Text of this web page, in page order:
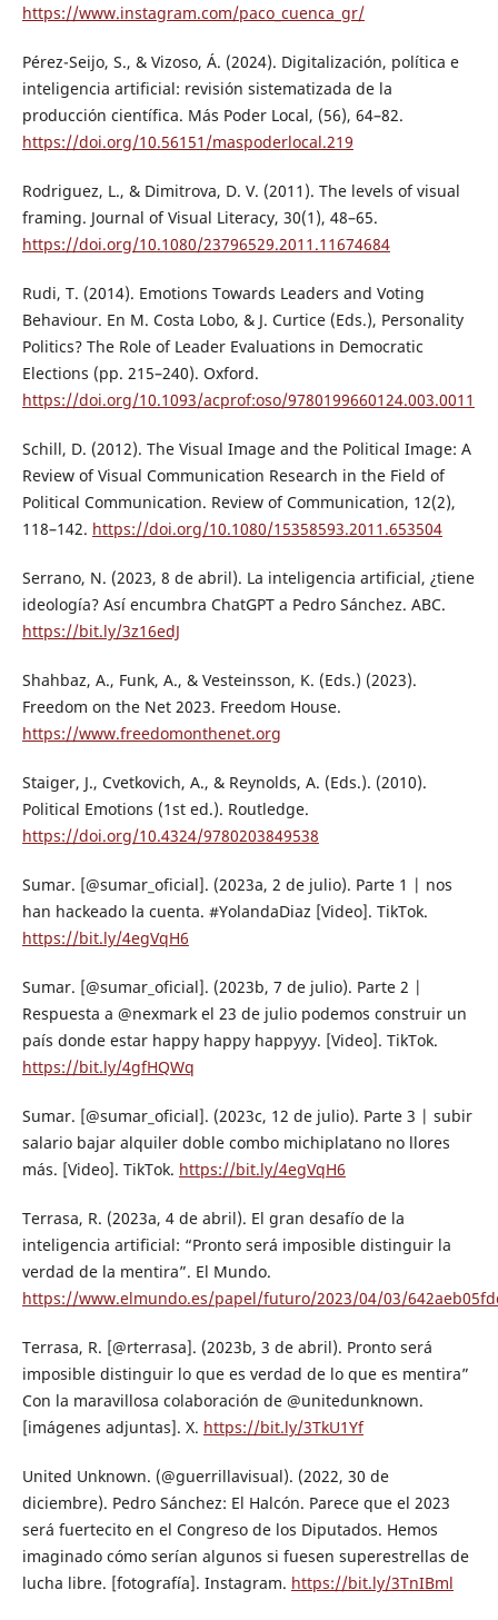
https://www.instagram.com/paco_cuenca_gr/
Pérez-Seijo, S., & Vizoso, Á. (2024). Digitalización, política e
inteligencia artificial: revisión sistematizada de la
producción científica. Más Poder Local, (56), 64–82.
https://doi.org/10.56151/maspoderlocal.219
Rodriguez, L., & Dimitrova, D. V. (2011). The levels of visual
framing. Journal of Visual Literacy, 30(1), 48–65.
https://doi.org/10.1080/23796529.2011.11674684
Rudi, T. (2014). Emotions Towards Leaders and Voting
Behaviour. En M. Costa Lobo, & J. Curtice (Eds.), Personality
Politics? The Role of Leader Evaluations in Democratic
Elections (pp. 215–240). Oxford.
https://doi.org/10.1093/acprof:oso/9780199660124.003.0011
Schill, D. (2012). The Visual Image and the Political Image: A
Review of Visual Communication Research in the Field of
Political Communication. Review of Communication, 12(2),
118–142. https://doi.org/10.1080/15358593.2011.653504
Serrano, N. (2023, 8 de abril). La inteligencia artificial, ¿tiene
ideología? Así encumbra ChatGPT a Pedro Sánchez. ABC.
https://bit.ly/3z16edJ
Shahbaz, A., Funk, A., & Vesteinsson, K. (Eds.) (2023).
Freedom on the Net 2023. Freedom House.
https://www.freedomonthenet.org
Staiger, J., Cvetkovich, A., & Reynolds, A. (Eds.). (2010).
Political Emotions (1st ed.). Routledge.
https://doi.org/10.4324/9780203849538
Sumar. [@sumar_oficial]. (2023a, 2 de julio). Parte 1 | nos
han hackeado la cuenta. #YolandaDiaz [Video]. TikTok.
https://bit.ly/4egVqH6
Sumar. [@sumar_oficial]. (2023b, 7 de julio). Parte 2 |
Respuesta a @nexmark el 23 de julio podemos construir un
país donde estar happy happy happyyy. [Video]. TikTok.
https://bit.ly/4gfHQWq
Sumar. [@sumar_oficial]. (2023c, 12 de julio). Parte 3 | subir
salario bajar alquiler doble combo michiplatano no llores
más. [Video]. TikTok. https://bit.ly/4egVqH6
Terrasa, R. (2023a, 4 de abril). El gran desafío de la
inteligencia artificial: “Pronto será imposible distinguir la
verdad de la mentira”. El Mundo.
https://www.elmundo.es/papel/futuro/2023/04/03/
Terrasa, R. [@rterrasa]. (2023b, 3 de abril). Pronto será
imposible distinguir lo que es verdad de lo que es mentira”
Con la maravillosa colaboración de @unitedunknown.
[imágenes adjuntas]. X. https://bit.ly/3TkU1Yf
United Unknown. (@guerrillavisual). (2022, 30 de
diciembre). Pedro Sánchez: El Halcón. Parece que el 2023
será fuertecito en el Congreso de los Diputados. Hemos
imaginado cómo serían algunos si fuesen superestrellas de
lucha libre. [fotografía]. Instagram. https://bit.ly/3TnIBml